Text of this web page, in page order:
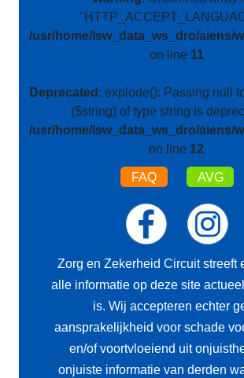
/usr/home/lsw_data_ws_dro/aiens/
on line 11
Deprecated : explode(): Passing null
($string) of type string is
/usr/home/lsw_data_ws_dro/aiens/
on line 12
FAQ AVG
Zorg en Zekerheid Circuit streeft
alle informatie op deze site
is. Wij accepteren echter
aansprakelijkheid voor schade
en/of voortvloeiend uit
onjuiste informatie van derden